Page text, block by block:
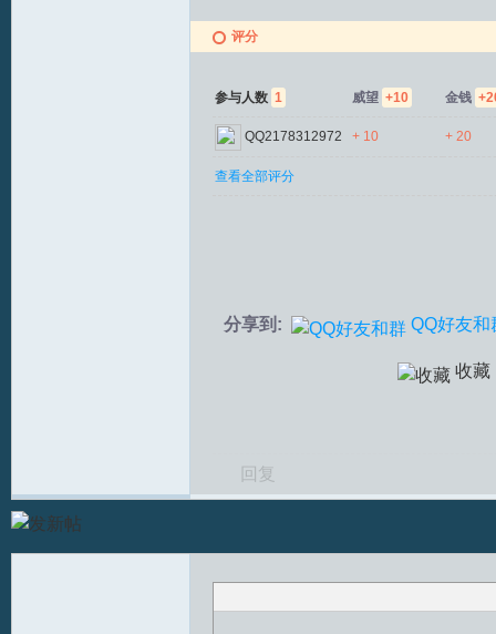
评分
参与人数 1 威望 +10 金钱
QQ2178312972 + 10 + 20
查看全部评分
分享到: QQ好友和
收藏
回复